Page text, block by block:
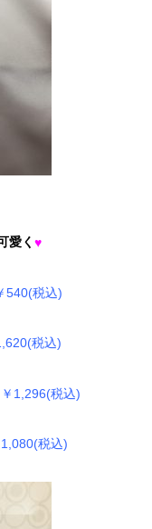
愛く ♥
540(税込)
税込)
￥1,296(税込)
1,080(税込)